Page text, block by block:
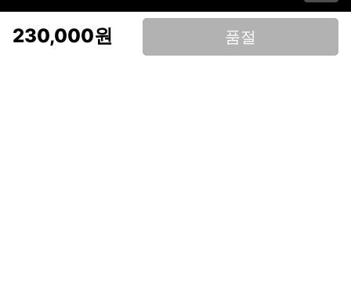
230,000원 품절
이용약관고객센터판매개인정보 처리방침사업자 정보다운로드